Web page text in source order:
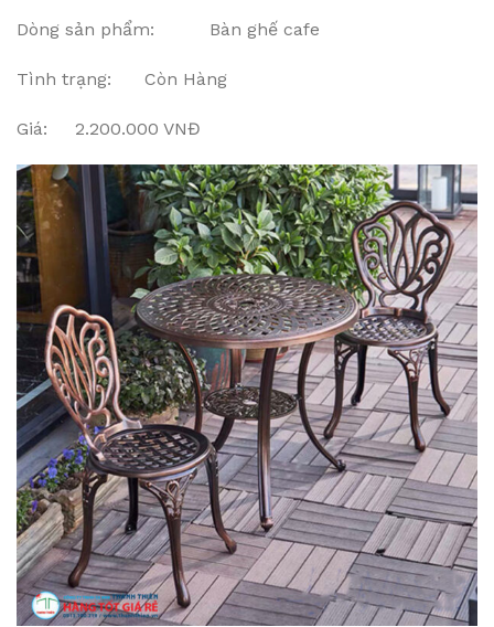
Dòng sản phẩm: Bàn ghế cafe
Tình trạng: Còn Hàng
Giá: 2.200.000 VNĐ